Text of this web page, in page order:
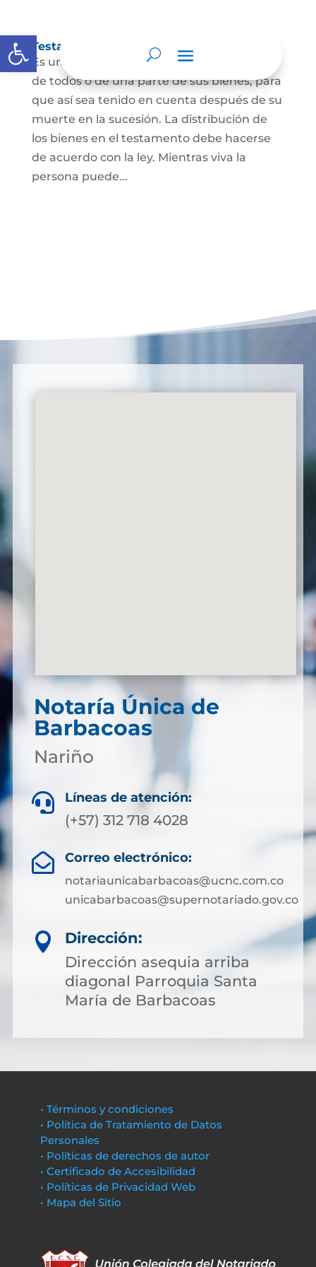
Abrir barra de herramientas
Testamento
Es un acto por el cual una persona dispone
de todos o de una parte de sus bienes, para
que así sea tenido en cuenta después de su
muerte en la sucesión. La distribución de
los bienes en el testamento debe hacerse
de acuerdo con la ley. Mientras viva la
persona puede...
Notaría Única de
Barbacoas
Nariño
 Líneas de atención:
(+57) 312 718 4028
 Correo electrónico:
notariaunicabarbacoas@ucnc.com.co
unicabarbacoas@supernotariado.gov.co

Dirección:
Dirección asequia arriba
diagonal Parroquia Santa
María de Barbacoas
• Términos y condiciones
• Política de Tratamiento de Datos
Personales
• Políticas de derechos de autor
• Certificado de Accesibilidad
• Políticas de Privacidad Web
• Mapa del Sitio